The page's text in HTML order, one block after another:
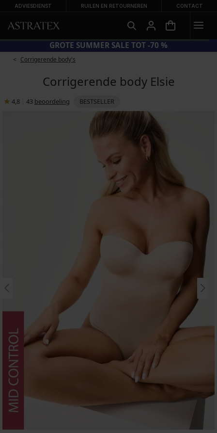
ADVIESDIENST RUILEN EN RETOURNEREN CONTACT
= EXTRA −20% OP AFGEPRIJSDE BADMODE
Corrigerende body's
Corrigerende body Elsie
4,8 43 beoordeling BESTSELLER